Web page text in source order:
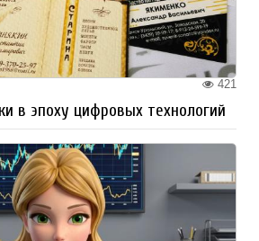
421
в эпоху цифровых технологий